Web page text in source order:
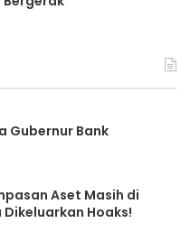
Gubernur Bank
Aset Masih di
Hoaks!